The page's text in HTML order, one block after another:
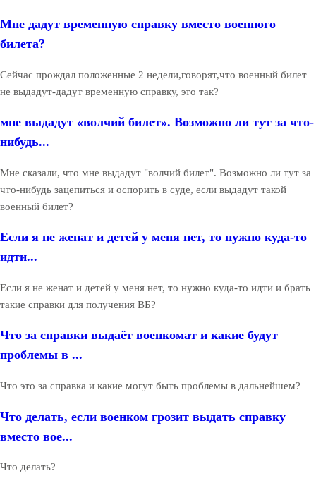
Мне дадут временную справку вместо военного
билета?
Сейчас прождал положенные 2 недели,говорят,что военный билет
не выдадут-дадут временную справку, это так?
мне выдадут «волчий билет». Возможно ли тут за что-
нибудь...
Мне сказали, что мне выдадут "волчий билет". Возможно ли тут за
что-нибудь зацепиться и оспорить в суде, если выдадут такой
военный билет?
Если я не женат и детей у меня нет, то нужно куда-то
идти...
Если я не женат и детей у меня нет, то нужно куда-то идти и брать
такие справки для получения ВБ?
Что за справки выдаёт военкомат и какие будут
проблемы в ...
Что это за справка и какие могут быть проблемы в дальнейшем?
Что делать, если военком грозит выдать справку
вместо вое...
Что делать?